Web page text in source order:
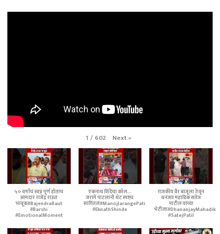
1 / 602 Next»
५० वर्षांचं स्वप्न पूर्ण होताच
आमदार राजेंद्र राऊत
भावूक#RajendraRaut
#Barshi
#EmotionalMoment
एकनाथ शिंदेंचा कॉल...
जरांगे पाटलांनी थेट स्पष्टच
सांगितलं#ManojJarangePatil
#EknathShinde
राजकीय वैर बाजूला ठेवून
धनंजय महाडिक सतेज
पाटील यांच्या
भेटीला#DhananjayMahadik
#SatejPatil